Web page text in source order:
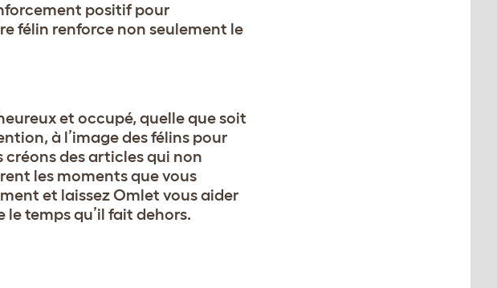
positif pour
félin renforce non seulement le
et occupé, quelle que soit
à l’image des félins pour
créons des articles qui non
les moments que vous
et laissez Omlet vous aider
temps qu’il fait dehors.